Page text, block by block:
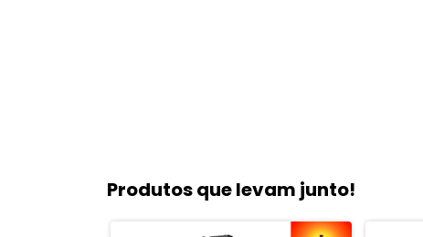
Produtos que levam junto!